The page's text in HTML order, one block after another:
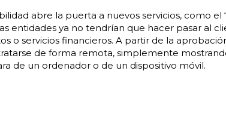
abre la puerta a nuevos servicios, como el
entidades ya no tendrían que hacer pasar al
o servicios financieros. A partir de la
de forma remota, simplemente
de un ordenador o de un dispositivo móvil.